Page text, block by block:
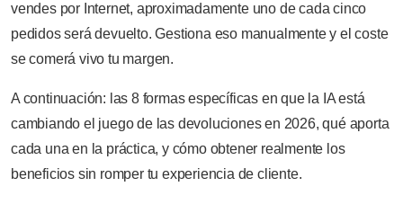
vendes por Internet, aproximadamente uno de cada cinco
pedidos será devuelto. Gestiona eso manualmente y el coste
se comerá vivo tu margen.
A continuación: las 8 formas específicas en que la IA está
cambiando el juego de las devoluciones en 2026, qué aporta
cada una en la práctica, y cómo obtener realmente los
beneficios sin romper tu experiencia de cliente.